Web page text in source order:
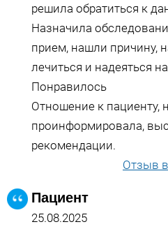
решила обратиться к
Назначила
прием, нашли причину,
лечиться и надеяться
Понравилось
Отношение к пациенту,
проинформировала,
рекомендации.
Отзыв
Пациент
25.08.2025